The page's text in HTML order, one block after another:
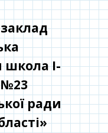
школа І-
№23
ради